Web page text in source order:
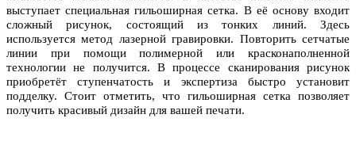
выступает специальная гильоширная сетка. В её основу входит
сложный рисунок, состоящий из тонких линий. Здесь
используется метод лазерной гравировки. Повторить сетчатые
линии при помощи полимерной или красконаполненной
технологии не получится. В процессе сканирования рисунок
приобретёт ступенчатость и экспертиза быстро установит
подделку. Стоит отметить, что гильоширная сетка позволяет
получить красивый дизайн для вашей печати.